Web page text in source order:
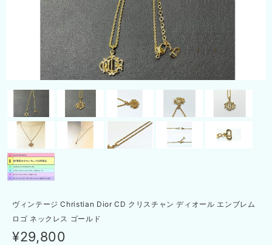
ヴィンテージ Christian Dior CD クリスチャン ディオール エンブレム
ロゴ ネックレス ゴールド
¥29,800